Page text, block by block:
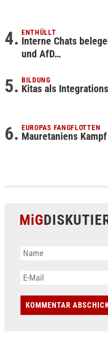
ENTHÜLLT
Interne Chats
und AfD…
BILDUNG
Kitas als
EUROPAS FANGFLOTTEN
Mauretaniens
MiG